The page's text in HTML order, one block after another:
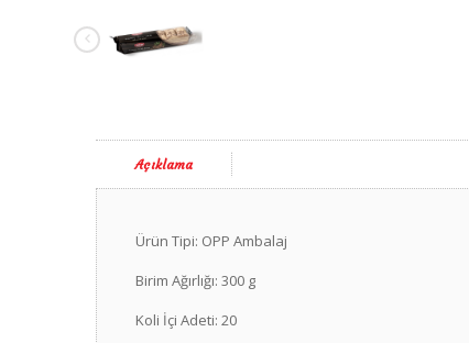
Açıklama
Ürün Tipi: OPP Ambalaj
Birim Ağırlığı: 300 g
Koli İçi Adeti: 20